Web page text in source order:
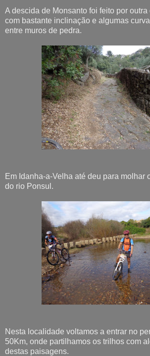
A descida de Monsanto foi feito por
com bastante inclinação e algumas
entre muros de pedra.
Em Idanha-a-Velha até deu para molhar
do rio Ponsul.
Nesta localidade voltamos a entrar no
50Km, onde partilhamos os trilhos com
destas paisagens.